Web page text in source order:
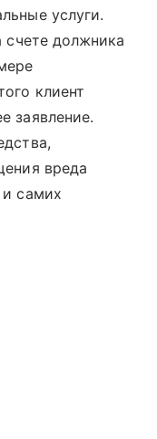
услуги.
счете должника
клиент
заявление.
вреда
самих